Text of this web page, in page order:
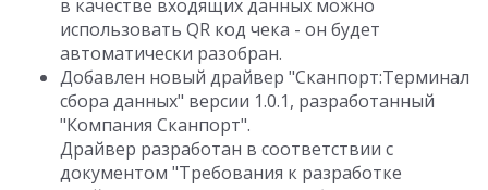
в качестве входящих данных можно
использовать QR код чека - он будет
автоматически разобран.
Добавлен новый драйвер "Сканпорт:Терминал
сбора данных" версии 1.0.1, разработанный
"Компания Сканпорт".
Драйвер разработан в соответствии с
документом "Требования к разработке